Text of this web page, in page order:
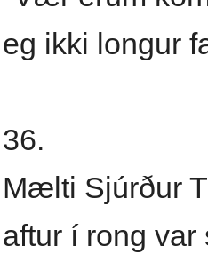
eg ikki longur
36.
Mælti Sjúrður
aftur í rong var